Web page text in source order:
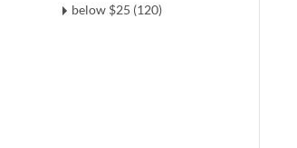
below $25 (120)